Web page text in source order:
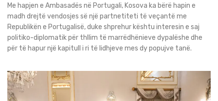
Me hapjen e Ambasadës në Portugali, Kosova ka bërë hapin e
madh drejtë vendosjes së një partnetiteti të veçantë me
Republikën e Portugalisë, duke shprehur kështu interesin e saj
politiko-diplomatik për thllim të marrëdhënieve dypalëshe dhe
për të hapur një kapitull i ri të lidhjeve mes dy popujve tanë.